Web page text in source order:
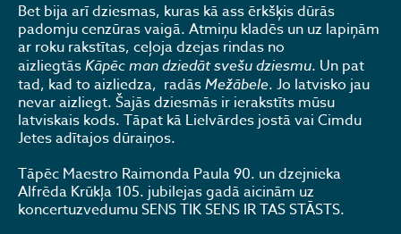
Bet bija arī dziesmas, kuras kā ass ērkšķis dūrās
padomju cenzūras vaigā. Atmiņu kladēs un uz lapiņām
ar roku rakstītas, ceļoja dzejas rindas no
aizliegtāsKāpēc man dziedāt svešu dziesmu. Un pat
tad, kad to aizliedza, radāsMežābele. Jo latvisko jau
nevar aizliegt. Šajās dziesmās ir ierakstīts mūsu
latviskais kods. Tāpat kā Lielvārdes jostā vai Cimdu
Jetes adītajos dūraiņos.
Tāpēc Maestro Raimonda Paula 90. un dzejnieka
Alfrēda Krūkļa 105. jubilejas gadā aicinām uz
koncertuzvedumu SENS TIK SENS IR TAS STĀSTS.